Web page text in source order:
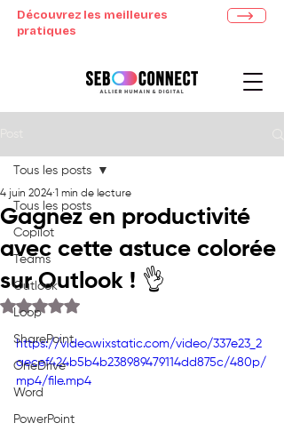
Découvrez les meilleures
pratiques
Tous les posts
Copilot
Teams
Outlook
Loop
SharePoint
OneDrive
Word
PowerPoint
Tous les posts
Gagnez en productivité
avec cette astuce colorée
sur Outlook ! 👌
4 juin 2024 1 min de lecture
Noté NaN étoiles sur 5.
https://video.wixstatic.com/video/337e23_2
aecef424b5b4b238989479114dd875c/480p/
mp4/file.mp4